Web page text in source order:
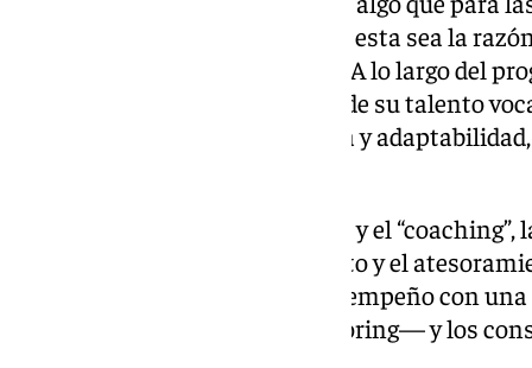
talento es fundamental. Tal vez esta sea la
más ediciones posteriormente. A lo largo del
eran seleccionados en función de su talento
capacidad de mejora, resiliencia y
La importancia de la formación y el
fuerzas a partir de este momento y el
misma. Una evaluación del desempeño con
formadores —empresa y mentoring— y los